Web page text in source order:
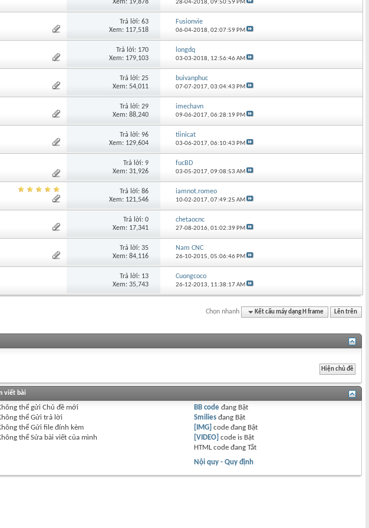
Xem: 19,878 28-04-2018,09:50:59 PM
Trả lời: 63
Xem: 117,518
Fusionvie
06-04-2018,02:07:59 PM
Trả lời: 170
Xem: 179,103
longdq
03-03-2018, 12:56:46 AM
Trả lời: 25
Xem: 54,011
buivanphuc
07-07-2017,03:04:43 PM
Trả lời: 29
Xem: 88,240
imechavn
09-06-2017,06:28:19 PM
Trả lời: 96
Xem: 129,604
tiinicat
03-06-2017,06:10:43 PM
Trả lời: 9
Xem: 31,926
fucBD
03-05-2017,09:08:53 AM
Trả lời: 86
Xem: 121,546
iamnot.romeo
10-02-2017,07:49:25 AM
Trả lời: 0
Xem: 17,341
chetaocnc
27-08-2016,01:02:39 PM
Trả lời: 35
Xem: 84,116
Nam CNC
26-10-2015,05:06:46 PM
Trả lời: 13
Xem: 35,743
Cuongcoco
26-12-2013, 11:38:17 AM
Chọn nhanh Kết cấu máy dạng H frame Lên trên
viết bài
thểgửi Chủ đề mới
thểGửi trả lời
thểGửi file đính kèm
thểSửa bài viết của mình
BB code đang Bật
Smilies đang Bật
[IMG] code đang Bật
[VIDEO] code is Bật
HTML code đangTắt
Nội quy - Quy định